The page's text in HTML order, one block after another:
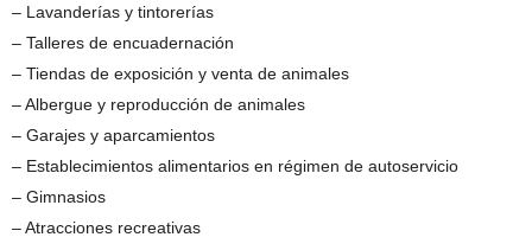
– Lavanderías y tintorerías
– Talleres de encuadernación
– Tiendas de exposición y venta de animales
– Albergue y reproducción de animales
– Garajes y aparcamientos
– Establecimientos alimentarios en régimen de autoservicio
– Gimnasios
– Atracciones recreativas